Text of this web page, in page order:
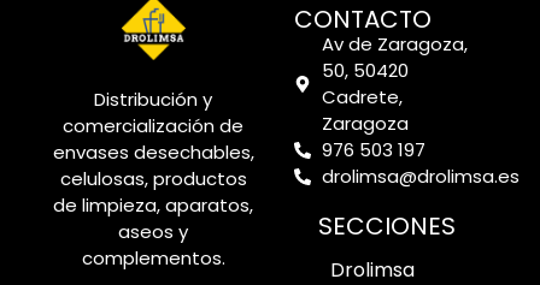
Distribución y
comercialización de
envases desechables,
celulosas, productos
de limpieza, aparatos,
aseos y
complementos.
CONTACTO
Av de Zaragoza,
50, 50420
Cadrete,
Zaragoza
976 503 197
drolimsa@drolimsa.es
SECCIONES
Drolimsa